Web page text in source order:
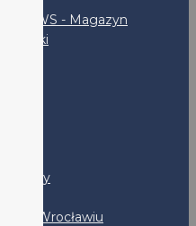
V NEWS - Magazyn
szkoły
we Wrocławiu